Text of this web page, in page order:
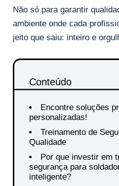
Não só para garantir
ambiente onde cada
jeito que saiu: inteiro e
Conteúdo
Encontre soluções
personalizadas!
Treinamento de
Qualidade
Por que investir em
segurança para
inteligente?